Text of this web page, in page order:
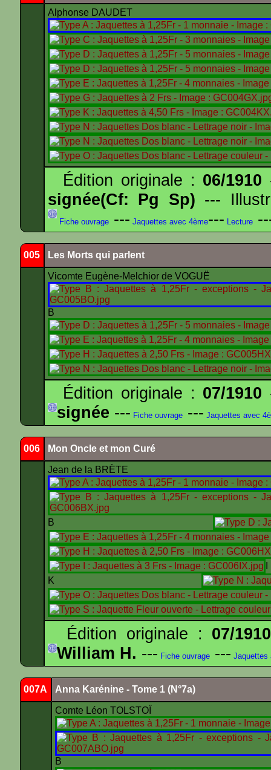
Alphonse DAUDET
Édition originale : 06/1910
signée(Cf: Pg Sp) ---
Fiche ouvrage --- Jaquettes avec 4ème--- Lecture
005 Les Morts qui parlent
Vicomte Eugène-Melchior de VOGUË
B
Édition originale : 07/1910
signée --- Fiche ouvrage --- Jaquettes avec
006 Mon Oncle et mon Curé
Jean de la BRÈTE
B
K
Édition originale : 07/1910
William H. --- Fiche ouvrage --- Jaquettes
007A Anna Karénine - Tome 1 (N°7a)
Comte Léon TOLSTOÏ
B